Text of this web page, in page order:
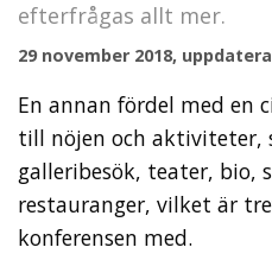
efterfrågas allt mer.
29 november 2018,
En annan fördel med en
till nöjen och aktiviteter,
galleribesök, teater, bio,
restauranger, vilket är
konferensen med.